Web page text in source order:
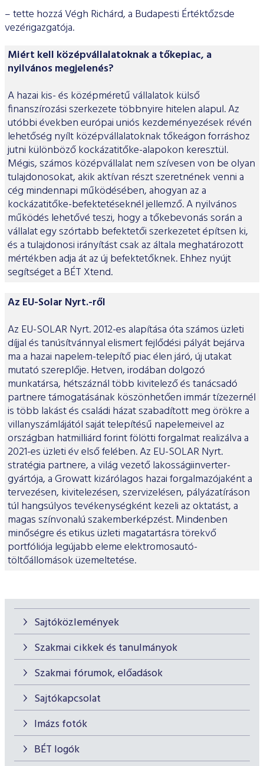
Sajtóközlemények
Szakmai cikkek és tanulmányok
Szakmai fórumok, előadások
Sajtókapcsolat
Imázs fotók
BÉT logók
– tette hozzá Végh Richárd, a Budapesti Értéktőzsde
vezérigazgatója.
Miért kell középvállalatoknak a tőkepiac, a
nyilvános megjelenés?
A hazai kis- és középméretű vállalatok külső
finanszírozási szerkezete többnyire hitelen alapul. Az
utóbbi években európai uniós kezdeményezések révén
lehetőség nyílt középvállalatoknak tőkeágon forráshoz
jutni különböző kockázatitőke-alapokon keresztül.
Mégis, számos középvállalat nem szívesen von be olyan
tulajdonosokat, akik aktívan részt szeretnének venni a
cég mindennapi működésében, ahogyan az a
kockázatitőke-befektetéseknél jellemző. A nyilvános
működés lehetővé teszi, hogy a tőkebevonás során a
vállalat egy szórtabb befektetői szerkezetet építsen ki,
és a tulajdonosi irányítást csak az általa meghatározott
mértékben adja át az új befektetőknek. Ehhez nyújt
segítséget a BÉT Xtend.
Az EU-Solar Nyrt.-ről
Az EU-SOLAR Nyrt. 2012-es alapítása óta számos üzleti
díjjal és tanúsítvánnyal elismert fejlődési pályát bejárva
ma a hazai napelem-telepítő piac élen járó, új utakat
mutató szereplője. Hetven, irodában dolgozó
munkatársa, hétszáznál több kivitelező és tanácsadó
partnere támogatásának köszönhetően immár tízezernél
is több lakást és családi házat szabadított meg örökre a
villanyszámlájától saját telepítésű napelemeivel az
országban hatmilliárd forint fölötti forgalmat realizálva a
2021-es üzleti év első felében. Az EU-SOLAR Nyrt.
stratégia partnere, a világ vezető lakosságiinverter-
gyártója, a Growatt kizárólagos hazai forgalmazójaként a
tervezésen, kivitelezésen, szervizelésen, pályázatíráson
túl hangsúlyos tevékenységként kezeli az oktatást, a
magas színvonalú szakemberképzést. Mindenben
minőségre és etikus üzleti magatartásra törekvő
portfóliója legújabb eleme elektromosautó-
töltőállomások üzemeltetése.